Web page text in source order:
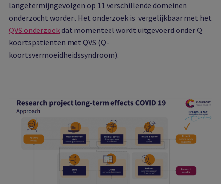
langetermijngevolgen op 11 verschillende domeinen
onderzocht worden. Het onderzoek is vergelijkbaar met het
QVS onderzoekdat momenteel wordt uitgevoerd onder Q-
koortspatiënten met QVS (Q-
koortsvermoeidheidssyndroom).